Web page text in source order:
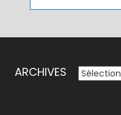
ARCHIVES ARCHIVES